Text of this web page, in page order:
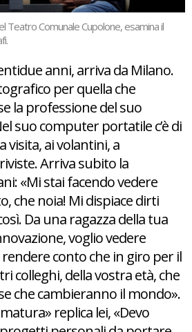
Teatro Comunale Cupolone, esamina il
anni, arriva da Milano.
per quella che
la professione del suo
suo computer portatile c’è di
visita, ai volantini, a
Arriva subito la
«Mi stai facendo vedere
che noia! Mi dispiace dirti
Da una ragazza della tua
voglio vedere
conto che in giro per il
colleghi, della vostra età, che
che cambieranno il mondo».
replica lei, «Devo